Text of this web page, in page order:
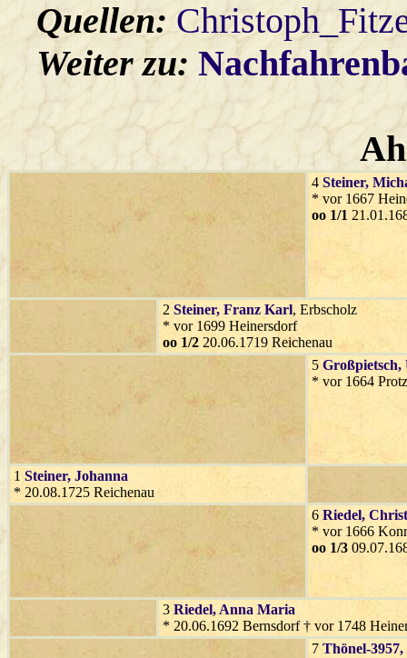
Quellen:
Weiter zu:
4 Steiner,
* vor 1667
oo 1/1
2 Steiner, Franz Karl, Erbscholz
* vor 1699 Heinersdorf
oo 1/2 20.06.1719 Reichenau
5 Großpietsch,
* vor 1664
1 Steiner, Johanna
* 20.08.1725 Reichenau
6 Riedel,
* vor 1666
oo 1/3
3 Riedel, Anna Maria
* 20.06.1692 Bernsdorf † vor 1748
7 Thönel-3957,